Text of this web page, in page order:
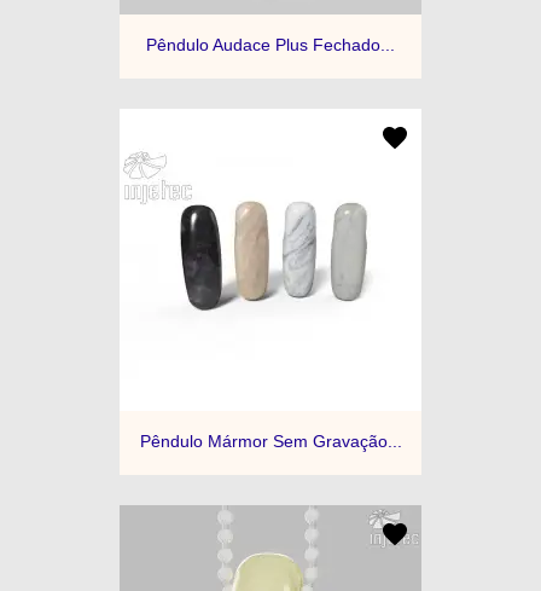
Pêndulo Audace Plus Fechado...
Pêndulo Mármor Sem Gravação...